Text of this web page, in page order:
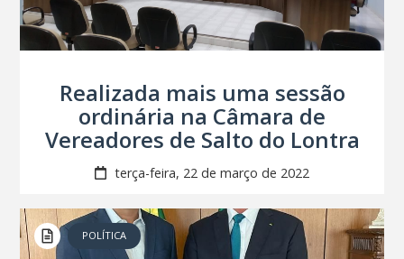
Realizada mais uma sessão
ordinária na Câmara de
Vereadores de Salto do Lontra
terça-feira, 22 de março de 2022
POLÍTICA